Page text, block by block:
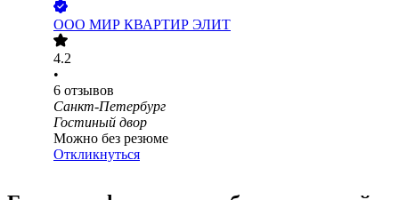
ООО МИР КВАРТИР ЭЛИТ
4.2
•
6 отзывов
Санкт-Петербург
Гостиный двор
Можно без резюме
Откликнуться